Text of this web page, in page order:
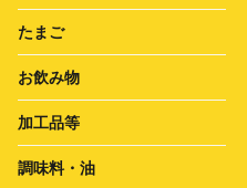
たまご
お飲み物
加工品等
調味料・油